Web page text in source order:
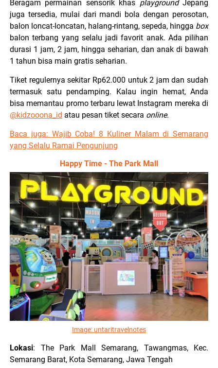
Beragam permainan sensorik khas playgroundJepang
juga tersedia, mulai dari mandi bola dengan perosotan,
balon loncat-loncatan, halang-rintang, sepeda, hingga box
balon terbang yang selalu jadi favorit anak. Ada pilihan
durasi 1 jam, 2 jam, hingga seharian, dan anak di bawah
1 tahun bisa main gratis seharian.
Tiket regulernya sekitar Rp62.000 untuk 2 jam dan sudah
termasuk satu pendamping. Kalau ingin hemat, Anda
bisa memantau promo terbaru lewat Instagram mereka di
@kidzooona_id atau pesan tiket secara online.
Baca juga: Wajib Coba! 8 Kuliner Malam di Semarang
yang Selalu Ramai Pengunjung
Happy Time - The Park Mall
Image: untaritravelnotes
Lokasi: The Park Mall Semarang, Tawangmas, Kec.
Semarang Barat, Kota Semarang, Jawa Tengah